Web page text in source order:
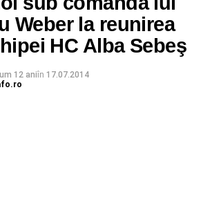
Weber la reunirea
HC Alba Sebeş
12 aniîn 17.07.2014